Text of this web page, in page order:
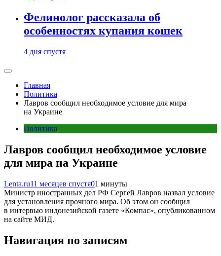
Фелинолог рассказала об
особенностях купания кошек
4 дня спустя
Главная
Политика
Лавров сообщил необходимое условие для мира
на Украине
Политика
Лавров сообщил необходимое условие
для мира на Украине
Lenta.ru11 месяцев спустя01 минуты
Министр иностранных дел РФ Сергей Лавров назвал условие
для установления прочного мира. Об этом он сообщил
в интервью индонезийской газете «Компас», опубликованном
на сайте МИД.
Навигация по записям